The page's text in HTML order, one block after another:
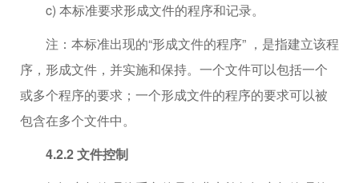
c) 本标准要求形成文件的程序和记录。
注：本标准出现的“形成文件的程序” ，是指建立该程
序，形成文件，并实施和保持。一个文件可以包括一个
或多个程序的要求；一个形成文件的程序的要求可以被
包含在多个文件中。
4.2.2 文件控制